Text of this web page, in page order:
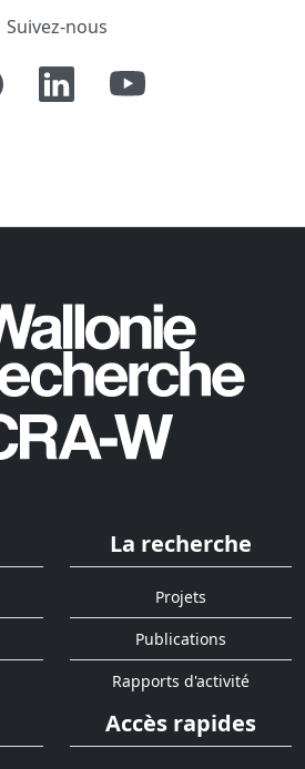
Suivez-nous
La recherche
Projets
Publications
Rapports d'activité
Accès rapides